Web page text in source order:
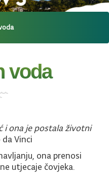
voda
i ona je postala životni
Vinci
ona prenosi
utjecaje čovjeka.